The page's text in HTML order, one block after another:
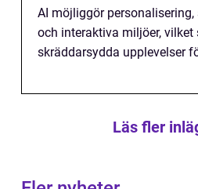
AI möjliggör
och interaktiva miljöer, vilket
skräddarsydda upplevelser
Läs fler